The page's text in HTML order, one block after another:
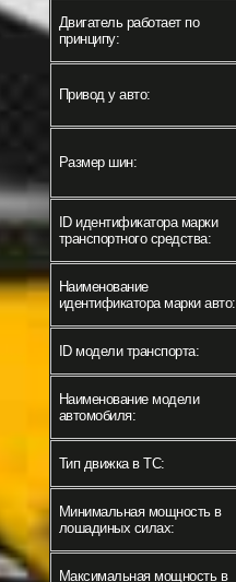
Двигатель работает по
принципу:
Привод у авто:
Размер шин:
ID идентификатора марки
транспортного средства:
Наименование
идентификатора марки авто:
ID модели транспорта:
Наименование модели
автомобиля:
Тип движка в ТС:
Минимальная мощность в
лошадиных силах:
Максимальная мощность в